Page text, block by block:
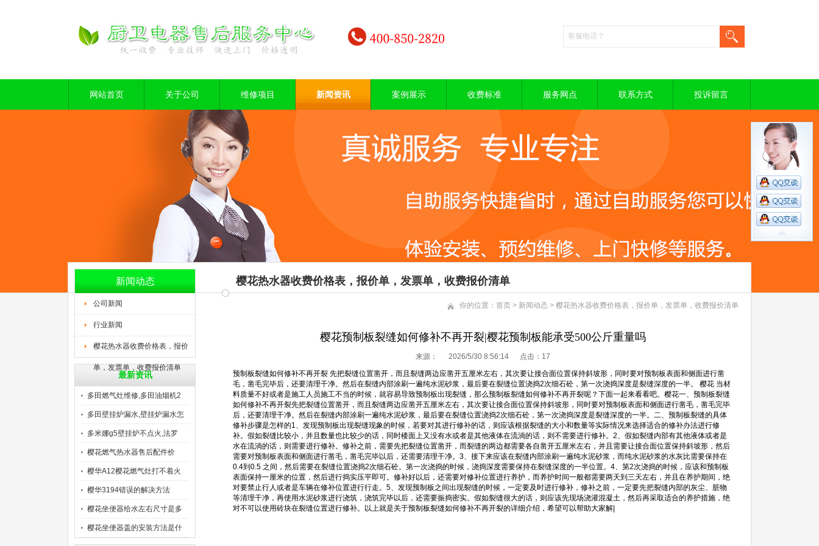
网站首页 关于公司 维修项目 新闻资讯 案例展示 收费标准 服务网点 联系方式 投诉留言
新闻动态
公司新闻
行业新闻
樱花热水器收费价格表，报价
单，发票单，收费报价清单
最新资讯
多田燃气灶维修,多田油烟机2
多田壁挂炉漏水,壁挂炉漏水怎
多米娜g5壁挂炉不点火,法罗
樱花燃气热水器售后配件价
格）
樱华A12樱花燃气灶打不着火
樱华3194错误的解决方法
樱花坐便器给水左右尺寸是多
少
樱花坐便器盖的安装方法是什
樱花热水器收费价格表，报价单，发票单，收费报价清单
你的位置： 首页 > 新闻动态 > 樱花热水器收费价格表，报价单，发票单，收费报价清单
樱花预制板裂缝如何修补不再开裂|樱花预制板能承受500公斤重量吗
来源： 2026/5/30 8:56:14 点击： 17
预制板裂缝如何修补不再开裂 先把裂缝位置凿开，而且裂缝两边应凿开五厘米左右，其次要让接合面位置保持斜坡形，同时要对预制板表面和侧面进行凿
毛，凿毛完毕后，还要清理干净。然后在裂缝内部涂刷一遍纯水泥砂浆，最后要在裂缝位置浇捣2次细石砼，第一次浇捣深度是裂缝深度的一半。 樱花 当材
料质量不好或者是施工人员施工不当的时候，就容易导致预制板出现裂缝，那么预制板裂缝如何修补不再开裂呢？下面一起来看看吧。樱花一、预制板裂缝
如何修补不再开裂先把裂缝位置凿开，而且裂缝两边应凿开五厘米左右，其次要让接合面位置保持斜坡形，同时要对预制板表面和侧面进行凿毛，凿毛完毕
后，还要清理干净。然后在裂缝内部涂刷一遍纯水泥砂浆，最后要在裂缝位置浇捣2次细石砼，第一次浇捣深度是裂缝深度的一半。二、预制板裂缝的具体
修补步骤是怎样的1、发现预制板出现裂缝现象的时候，若要对其进行修补的话，则应该根据裂缝的大小和数量等实际情况来选择适合的修补办法进行修
补。假如裂缝比较小，并且数量也比较少的话，同时楼面上又没有水或者是其他液体在流淌的话，则不需要进行修补。2、假如裂缝内部有其他液体或者是
水在流淌的话，则需要进行修补。修补之前，需要先把裂缝位置凿开，而裂缝的两边都需要各自凿开五厘米左右，并且需要让接合面位置保持斜坡形，然后
需要对预制板表面和侧面进行凿毛，凿毛完毕以后，还需要清理干净。3、接下来应该在裂缝内部涂刷一遍纯水泥砂浆，而纯水泥砂浆的水灰比需要保持在
0.4到0.5 之间，然后需要在裂缝位置浇捣2次细石砼。第一次浇捣的时候，浇捣深度需要保持在裂缝深度的一半位置。4、第2次浇捣的时候，应该和预制板
表面保持一厘米的位置，然后进行捣实压平即可。修补好以后，还需要对修补位置进行养护，而养护时间一般都需要两天到三天左右，并且在养护期间，绝
对要禁止行人或者是车辆在修补位置进行行走。5、发现预制板之间出现裂缝的时候，一定要及时进行修补，修补之前，一定要先把裂缝内部的灰尘、脏物
等清理干净，再使用水泥砂浆进行浇筑，浇筑完毕以后，还需要振捣密实。假如裂缝很大的话，则应该先现场浇灌混凝土，然后再采取适合的养护措施，绝
对不可以使用砖块在裂缝位置进行修补。以上就是关于预制板裂缝如何修补不再开裂的详细介绍，希望可以帮助大家解|